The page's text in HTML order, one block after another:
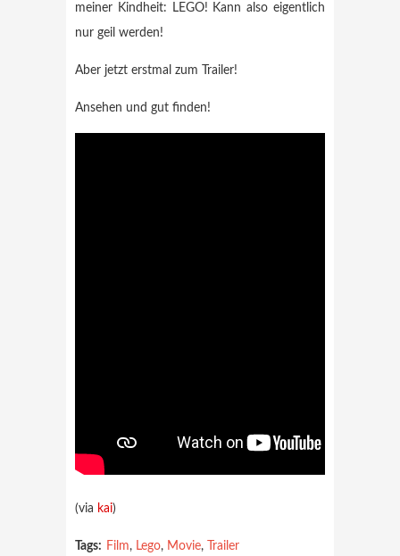
meiner Kindheit: LEGO! Kann also eigentlich
nur geil werden!
Aber jetzt erstmal zum Trailer!
Ansehen und gut finden!
(via kai)
Tags: Film, Lego, Movie, Trailer